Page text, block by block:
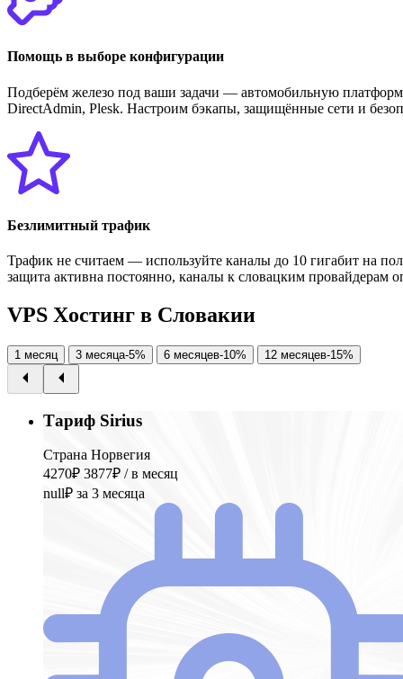
Помощь в выборе конфигурации
Подберём железо под ваши задачи — автомобильную
DirectAdmin, Plesk. Настроим бэкапы, защищённые сети и
Безлимитный трафик
Трафик не считаем — используйте каналы до 10 гигабит на
защита активна постоянно, каналы к словацким провайдерам
VPS Хостинг в Словакии
1 месяц 3 месяца-5% 6 месяцев-10% 12 месяцев-15%
Тариф Sirius
Страна Норвегия
4270₽ 3877₽ / в месяц
null₽ за 3 месяца